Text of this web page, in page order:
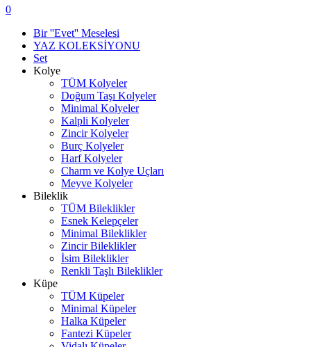
0
Bir ''Evet'' Meselesi
YAZ KOLEKSİYONU
Set
Kolye
TÜM Kolyeler
Doğum Taşı Kolyeler
Minimal Kolyeler
Kalpli Kolyeler
Zincir Kolyeler
Burç Kolyeler
Harf Kolyeler
Charm ve Kolye Uçları
Meyve Kolyeler
Bileklik
TÜM Bileklikler
Esnek Kelepçeler
Minimal Bileklikler
Zincir Bileklikler
İsim Bileklikler
Renkli Taşlı Bileklikler
Küpe
TÜM Küpeler
Minimal Küpeler
Halka Küpeler
Fantezi Küpeler